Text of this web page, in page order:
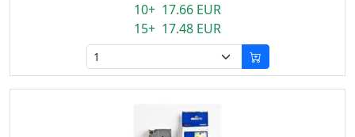
10+ 17.66 EUR
15+ 17.48 EUR